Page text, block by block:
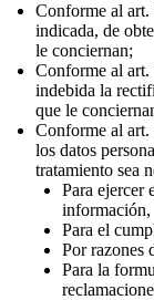
Conforme al
indicada, de
le conciernan;
Conforme al
indebida la
que le
Conforme al art.
los datos
tratamiento sea
Para ejercer
información,
Para el
Por razones
Para la